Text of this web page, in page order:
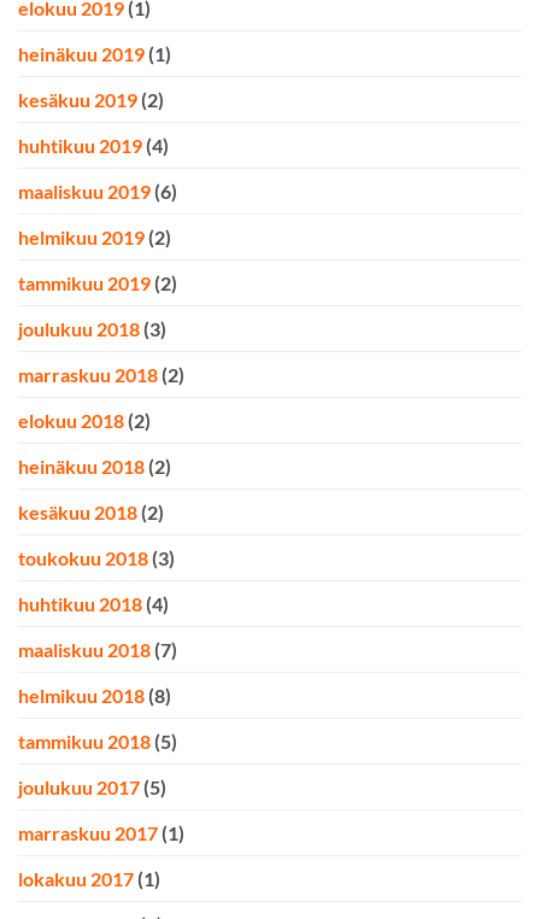
elokuu 2019 (1)
heinäkuu 2019 (1)
kesäkuu 2019 (2)
huhtikuu 2019 (4)
maaliskuu 2019 (6)
helmikuu 2019 (2)
tammikuu 2019 (2)
joulukuu 2018 (3)
marraskuu 2018 (2)
elokuu 2018 (2)
heinäkuu 2018 (2)
kesäkuu 2018 (2)
toukokuu 2018 (3)
huhtikuu 2018 (4)
maaliskuu 2018 (7)
helmikuu 2018 (8)
tammikuu 2018 (5)
joulukuu 2017 (5)
marraskuu 2017 (1)
lokakuu 2017 (1)